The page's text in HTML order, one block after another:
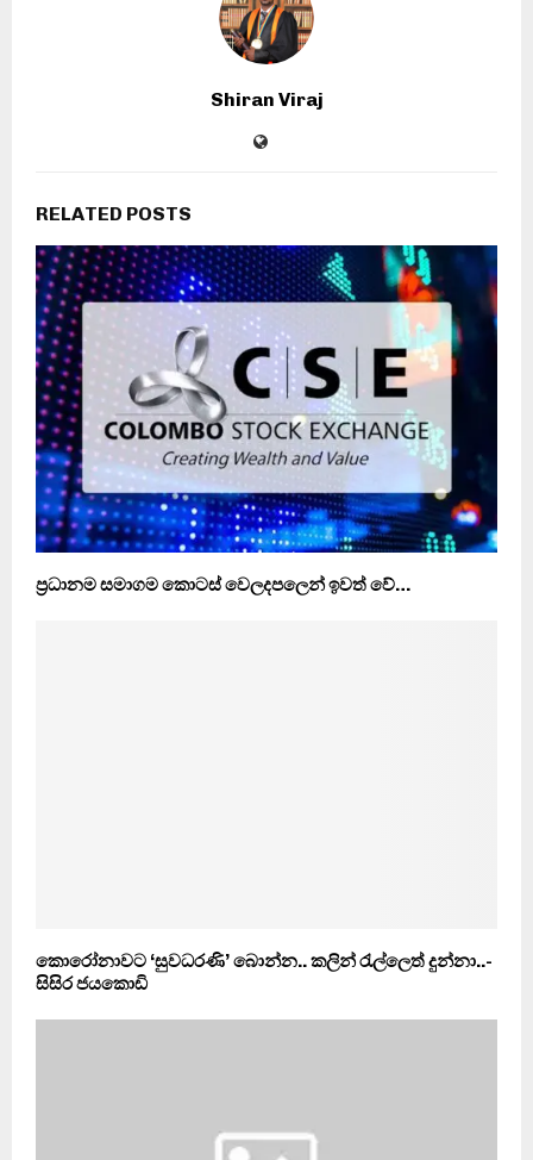
Shiran Viraj
RELATED POSTS
ප‍්‍රධානම සමාගම කොටස් වෙලදපලෙන් ඉවත් වේ…
කොරෝනාවට ‘සුවධරණි’ බොන්න.. කලින් රැල්ලෙත් දුන්නා..-
සිසිර ජයකොඩි